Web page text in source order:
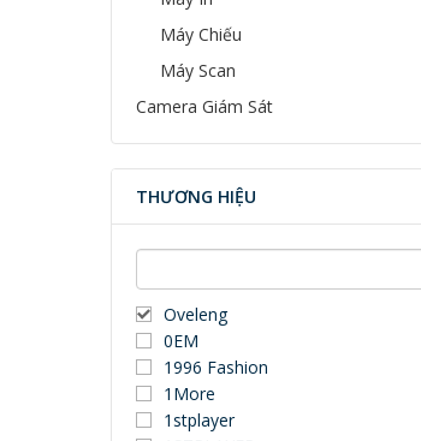
Máy Chiếu
Máy Scan
Camera Giám Sát
THƯƠNG HIỆU
Oveleng
0EM
1996 Fashion
1More
1stplayer